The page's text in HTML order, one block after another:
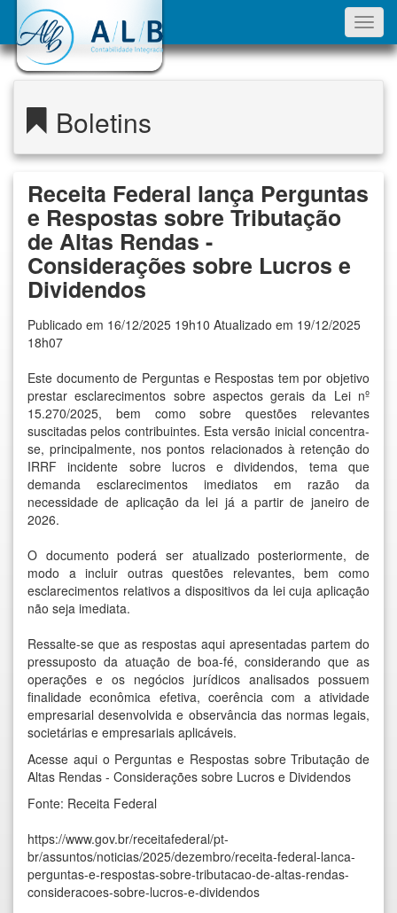
Boletins
Receita Federal lança Perguntas
e Respostas sobre Tributação
de Altas Rendas -
Considerações sobre Lucros e
Dividendos
Publicado em 16/12/2025 19h10 Atualizado em 19/12/2025
18h07
Este documento de Perguntas e Respostas tem por objetivo
prestar esclarecimentos sobre aspectos gerais da Lei nº
15.270/2025, bem como sobre questões relevantes
suscitadas pelos contribuintes. Esta versão inicial concentra-
se, principalmente, nos pontos relacionados à retenção do
IRRF incidente sobre lucros e dividendos, tema que
demanda esclarecimentos imediatos em razão da
necessidade de aplicação da lei já a partir de janeiro de
2026.
O documento poderá ser atualizado posteriormente, de
modo a incluir outras questões relevantes, bem como
esclarecimentos relativos a dispositivos da lei cuja aplicação
não seja imediata.
Ressalte-se que as respostas aqui apresentadas partem do
pressuposto da atuação de boa-fé, considerando que as
operações e os negócios jurídicos analisados possuem
finalidade econômica efetiva, coerência com a atividade
empresarial desenvolvida e observância das normas legais,
societárias e empresariais aplicáveis.
Acesse aquio Perguntas e Respostas sobre Tributação de
Altas Rendas - Considerações sobre Lucros e Dividendos
Fonte: Receita Federal
https://www.gov.br/receitafederal/pt-
br/assuntos/noticias/2025/dezembro/receita-federal-lanca-
perguntas-e-respostas-sobre-tributacao-de-altas-rendas-
consideracoes-sobre-lucros-e-dividendos